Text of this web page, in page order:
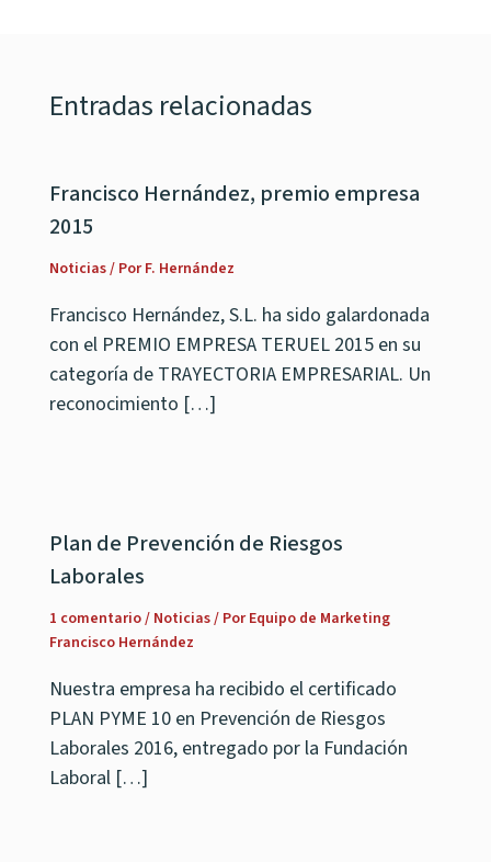
Entradas relacionadas
Francisco Hernández, premio empresa
2015
Noticias/ PorF. Hernández
Francisco Hernández, S.L. ha sido galardonada
con el PREMIO EMPRESA TERUEL 2015 en su
categoría de TRAYECTORIA EMPRESARIAL. Un
reconocimiento […]
Plan de Prevención de Riesgos
Laborales
1 comentario/ Noticias/ PorEquipo de Marketing
Francisco Hernández
Nuestra empresa ha recibido el certificado
PLAN PYME 10 en Prevención de Riesgos
Laborales 2016, entregado por la Fundación
Laboral […]